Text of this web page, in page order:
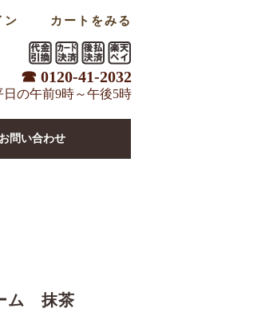
ン カートをみる
☎ 0120-41-2032
日の午前9時～午後5時
お問い合わせ
ム 抹茶